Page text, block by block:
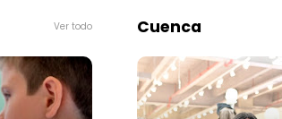
Ver todo Cuenca